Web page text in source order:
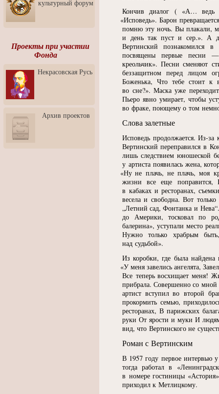
Церетели
Фестиваль уличной
Отчётный концерт детского
театра танца "Задоринка"
Профессионалов - Эпизод
3: Обусловленности
человека и их влияние на
карьеру
скульптором Дмитрием
Тугариновым
АртБульвар в День города
культурный форум
Проекты при участии
Фонда
Некрасовская Русь
Архив проектов
Кончив диалог ( «А… ведь
«Исповедь». Барон
помню эту ночь. Вы плакали,
и день так пуст и сер.». А
Вертинский познакомился
посвящены первые песни —
креольчик». Песни сменяют
беззащитном перед лицом
Боженька, Что тебе стоит к
во сне?». Маска уже
Пьеро явно умирает, чтобы
во фраке, поющему о том
Слова залетные
Исповедь продолжается. Из-
Вертинский переправился в
лишь следствием юношеской
у артиста появилась жена,
«Ну не плачь, не плачь, моя
жизни все еще поправится,
в кабаках и ресторанах,
весела и свободна. Вот только
„Летний сад, Фонтанка и
до Америки, тосковал по
балерина», уступали место
Нужно только храбрым
над судьбой».
Из коробки, где была найдена
«У меня завелись ангелята,
Все теперь восхищает меня!
прибрала. Совершенно со
артист вступил во второй
прокормить семью,
ресторанах, В парижских
руки От ярости и муки И
вид, что Вертинского не
Роман с Вертинским
В 1957 году первое интервью
тогда работал в
«
в номере гостиницы «
приходил к Метлицкому.